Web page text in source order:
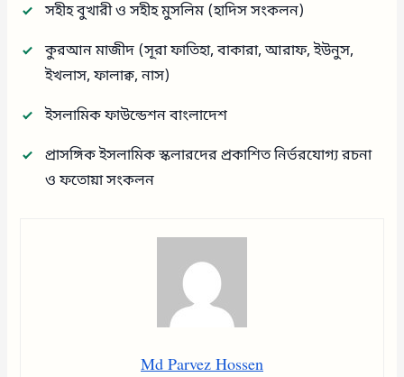
সহীহ বুখারী ও সহীহ মুসলিম (হাদিস সংকলন)
কুরআন মাজীদ (সূরা ফাতিহা, বাকারা, আরাফ, ইউনুস,
ইখলাস, ফালাক্ব, নাস)
ইসলামিক ফাউন্ডেশন বাংলাদেশ
প্রাসঙ্গিক ইসলামিক স্কলারদের প্রকাশিত নির্ভরযোগ্য রচনা
ও ফতোয়া সংকলন
Md Parvez Hossen